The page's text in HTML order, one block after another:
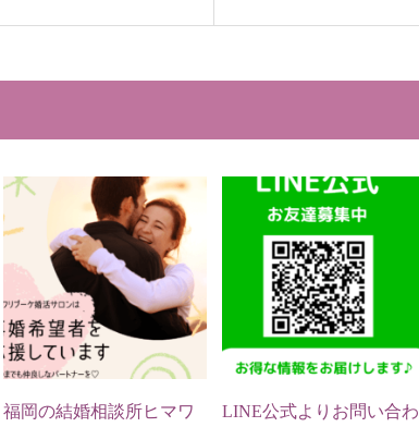
福岡の結婚相談所ヒマワ
LINE公式よりお問い合わ